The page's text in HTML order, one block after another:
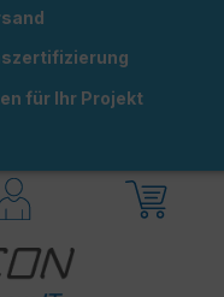
für Ihr Projekt